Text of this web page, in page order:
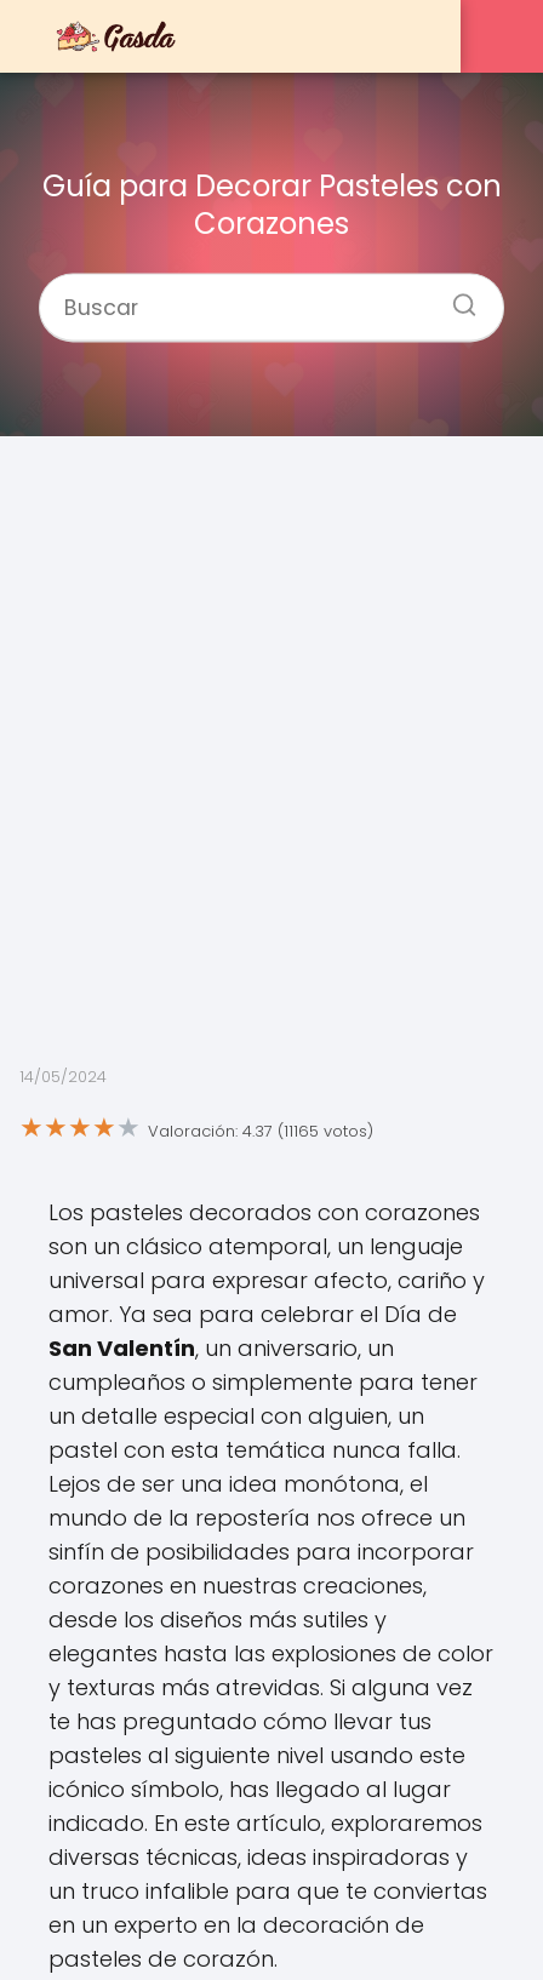
Guía para Decorar Pasteles con
Corazones
14/05/2024
★★★★★ Valoración: 4.37 (11165 votos)
Los pasteles decorados con corazones
son un clásico atemporal, un lenguaje
universal para expresar afecto, cariño y
amor. Ya sea para celebrar el Día de
San Valentín, un aniversario, un
cumpleaños o simplemente para tener
un detalle especial con alguien, un
pastel con esta temática nunca falla.
Lejos de ser una idea monótona, el
mundo de la repostería nos ofrece un
sinfín de posibilidades para incorporar
corazones en nuestras creaciones,
desde los diseños más sutiles y
elegantes hasta las explosiones de color
y texturas más atrevidas. Si alguna vez
te has preguntado cómo llevar tus
pasteles al siguiente nivel usando este
icónico símbolo, has llegado al lugar
indicado. En este artículo, exploraremos
diversas técnicas, ideas inspiradoras y
un truco infalible para que te conviertas
en un experto en la decoración de
pasteles de corazón.